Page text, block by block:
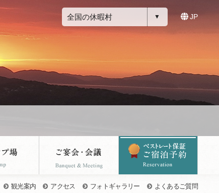
全国の休暇村 JP
観光案内 アクセス フォトギャラリー よくあるご質問